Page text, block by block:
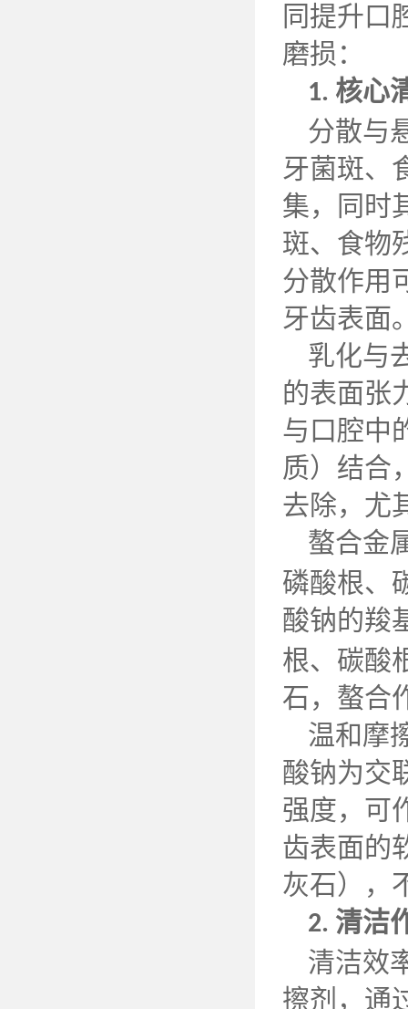
同提升口
磨损：
1. 核心
分散与
牙菌斑、
集，同时
斑、食物
分散作用
牙齿表面
乳化与
的表面张
与口腔中
质）结合
去除，尤
螯合金
磷酸根、
酸钠的羧
根、碳酸
石，螯合
温和摩
酸钠为交
强度，可
齿表面的
灰石），
2. 清洁
清洁效
擦剂，通